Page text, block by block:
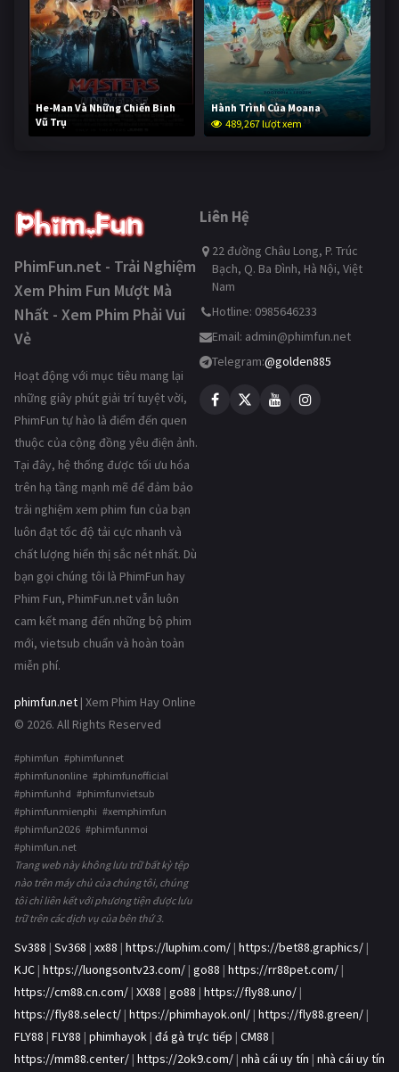
He-Man Và Những Chiến Binh
Vũ Trụ
237,805 lượt xem
Hành Trình Của Moana
489,267 lượt xem
PhimFun.net - Trải Nghiệm
Xem Phim Fun Mượt Mà
Nhất - Xem Phim Phải Vui
Vẻ
Hoạt động với mục tiêu mang lại
những giây phút giải trí tuyệt vời,
PhimFun tự hào là điểm đến quen
thuộc của cộng đồng yêu điện ảnh.
Tại đây, hệ thống được tối ưu hóa
trên hạ tầng mạnh mẽ để đảm bảo
trải nghiệm xem phim fun của bạn
luôn đạt tốc độ tải cực nhanh và
chất lượng hiển thị sắc nét nhất. Dù
bạn gọi chúng tôi là PhimFun hay
Phim Fun, PhimFun.net vẫn luôn
cam kết mang đến những bộ phim
mới, vietsub chuẩn và hoàn toàn
miễn phí.
phimfun.net | Xem Phim Hay Online
© 2026. All Rights Reserved
#phimfun #phimfunnet
#phimfunonline #phimfunofficial
#phimfunhd #phimfunvietsub
#phimfunmienphi #xemphimfun
#phimfun2026 #phimfunmoi
#phimfun.net
Trang web này không lưu trữ bất kỳ tệp
nào trên máy chủ của chúng tôi, chúng
tôi chỉ liên kết với phương tiện được lưu
trữ trên các dịch vụ của bên thứ 3.
Liên Hệ
22 đường Châu Long, P. Trúc
Bạch, Q. Ba Đình, Hà Nội, Việt
Nam
Hotline: 0985646233
Email: admin@phimfun.net
Telegram:@golden885
Sv388 | Sv368 | xx88 | https://luphim.com/ | https://bet88.graphics/ |
KJC | https://luongsontv23.com/ | go88 | https://rr88pet.com/ |
https://cm88.cn.com/ | XX88 | go88 | https://fly88.uno/ |
https://fly88.select/ | https://phimhayok.onl/ | https://fly88.green/ |
FLY88 | FLY88 | phimhayok | đá gà trực tiếp | CM88 |
https://mm88.center/ | https://2ok9.com/ | nhà cái uy tín | nhà cái uy tín